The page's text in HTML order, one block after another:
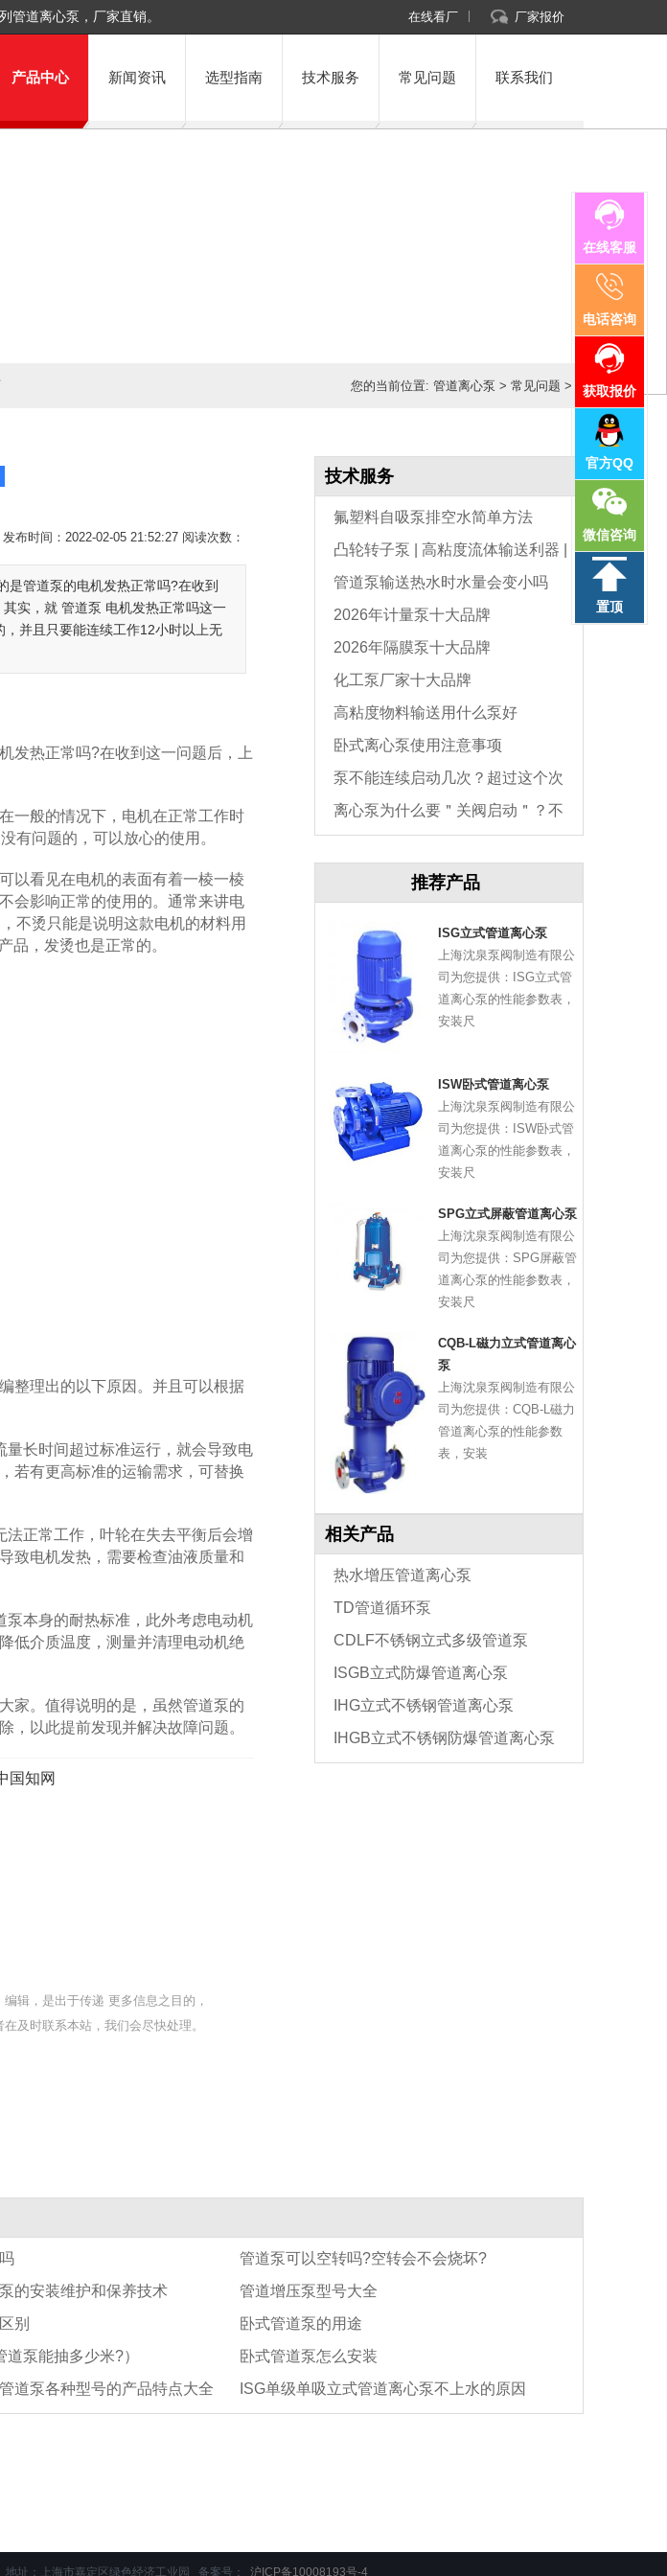
管道离心泵，厂家直销。 在线看厂 厂家报价
产品中心 新闻资讯 选型指南 技术服务 常见问题 联系我们
在线客服
电话咨询
获取报价
官方QQ
微信咨询
置顶
您的当前位置:管道离心泵 >常见问题 >
布时间：2022-02-05 21:52:27 阅读次数：
是管道泵的电机发热正常吗?在收到
实，就 管道泵 电机发热正常吗这一
并且只要能连续工作12小时以上无
发热正常吗?在收到这一问题后，上
一般的情况下，电机在正常工作时
有问题的，可以放心的使用。
以看见在电机的表面有着一棱一棱
会影响正常的使用的。通常来讲电
不烫只能是说明这款电机的材料用
品，发烫也是正常的。
整理出的以下原因。并且可以根据
长时间超过标准运行，就会导致电
若有更高标准的运输需求，可替换
正常工作，叶轮在失去平衡后会增
致电机发热，需要检查油液质量和
本身的耐热标准，此外考虑电动机
低介质温度，测量并清理电动机绝
家。值得说明的是，虽然管道泵的
，以此提前发现并解决故障问题。
国知网
辑，是出于传递 更多信息之目的，
及时联系本站，我们会尽快处理。
技术服务
氟塑料自吸泵排空水简单方法
凸轮转子泵 | 高粘度流体输送利器 |
选型与维护全指南
管道泵输送热水时水量会变小吗
2026年计量泵十大品牌
2026年隔膜泵十大品牌
化工泵厂家十大品牌
高粘度物料输送用什么泵好
卧式离心泵使用注意事项
泵不能连续启动几次？超过这个次
数，电机必坏
离心泵为什么要＂关阀启动＂？不
推荐产品
ISG立式管道离心泵
上海沈泉泵阀制造有限公
司为您提供：ISG立式管
道离心泵的性能参数表，
安装尺
ISW卧式管道离心泵
上海沈泉泵阀制造有限公
司为您提供：ISW卧式管
道离心泵的性能参数表，
安装尺
SPG立式屏蔽管道离心泵
上海沈泉泵阀制造有限公
司为您提供：SPG屏蔽管
道离心泵的性能参数表，
安装尺
CQB-L磁力立式管道离心
泵
上海沈泉泵阀制造有限公
司为您提供：CQB-L磁力
管道离心泵的性能参数
表，安装
相关产品
热水增压管道离心泵
TD管道循环泵
CDLF不锈钢立式多级管道泵
ISGB立式防爆管道离心泵
IHG立式不锈钢管道离心泵
IHGB立式不锈钢防爆管道离心泵
管道泵可以空转吗?空转会不会烧坏?
的安装维护和保养技术
管道增压泵型号大全
别
卧式管道泵的用途
泵能抽多少米?）
卧式管道泵怎么安装
道泵各种型号的产品特点大全 ISG单级单吸立式管道离心泵不上水的原因
址：上海市嘉定区绿色经济工业园 备案号： 沪ICP备10008193号-4